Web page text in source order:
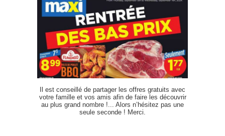
Il est conseillé de partager les offres gratuits avec
votre famille et vos amis afin de faire les découvrir
au plus grand nombre !... Alors n’hésitez pas une
seule seconde ! Merci.